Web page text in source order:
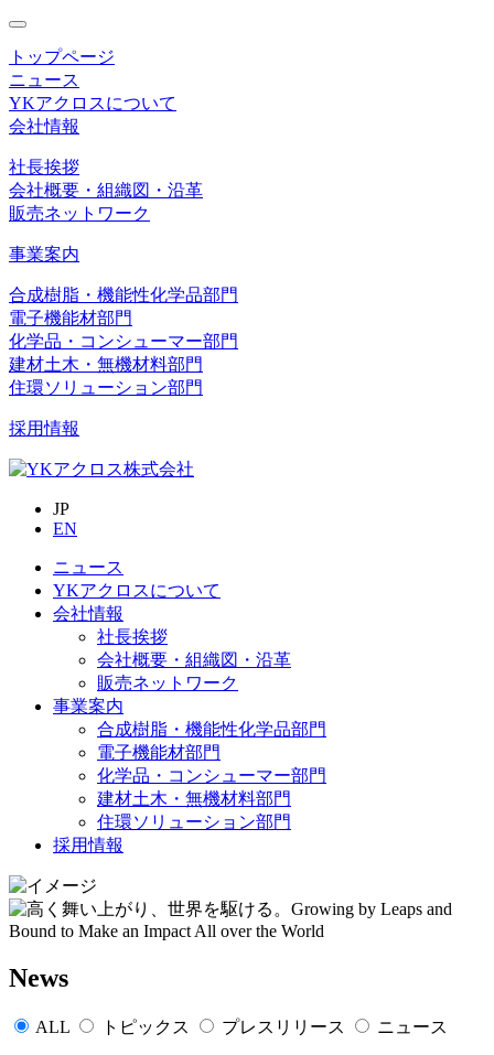
toggle
navigation
トップページ
ニュース
YKアクロスについて
会社情報
社長挨拶
会社概要・組織図・沿革
販売ネットワーク
事業案内
合成樹脂・機能性化学品部門
電子機能材部門
化学品・コンシューマー部門
建材土木・無機材料部門
住環ソリューション部門
採用情報
JP
EN
ニュース
YKアクロスについて
会社情報
社長挨拶
会社概要・組織図・沿革
販売ネットワーク
事業案内
合成樹脂・機能性化学品部門
電子機能材部門
化学品・コンシューマー部門
建材土木・無機材料部門
住環ソリューション部門
採用情報
News
ALL トピックス プレスリリース ニュース